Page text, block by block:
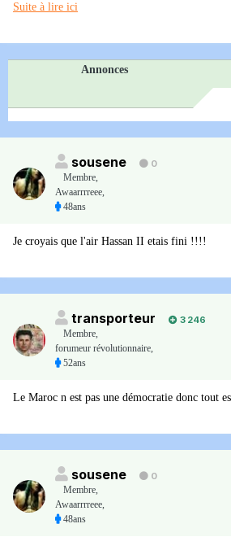
Suite à lire ici
Annonces
sousene
0
Membre,
Awaarrrreee,
48ans
Je croyais que l'air Hassan II etais fini !!!!
transporteur
3 246
Membre,
forumeur révolutionnaire,
52ans
Le Maroc n est pas une démocratie donc tout
sousene
0
Membre,
Awaarrrreee,
48ans